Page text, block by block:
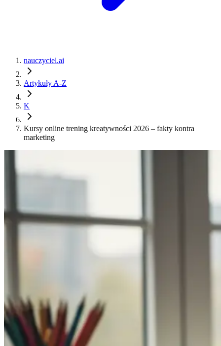
nauczyciel.ai
Artykuły A-Z
K
Kursy online trening kreatywności 2026 – fakty kontra
marketing